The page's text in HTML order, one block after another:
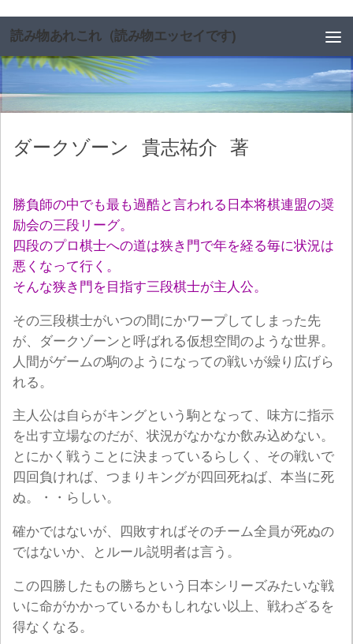
読み物あれこれ（読み物エッセイです)
ダークゾーン 貴志祐介 著
勝負師の中でも最も過酷と言われる日本将棋連盟の奨
励会の三段リーグ。
四段のプロ棋士への道は狭き門で年を経る毎に状況は
悪くなって行く。
そんな狭き門を目指す三段棋士が主人公。
その三段棋士がいつの間にかワープしてしまった先
が、ダークゾーンと呼ばれる仮想空間のような世界。
人間がゲームの駒のようになっての戦いが繰り広げら
れる。
主人公は自らがキングという駒となって、味方に指示
を出す立場なのだが、状況がなかなか飲み込めない。
とにかく戦うことに決まっているらしく、その戦いで
四回負ければ、つまりキングが四回死ねば、本当に死
ぬ。・・らしい。
確かではないが、四敗すればそのチーム全員が死ぬの
ではないか、とルール説明者は言う。
この四勝したもの勝ちという日本シリーズみたいな戦
いに命がかかっているかもしれない以上、戦わざるを
得なくなる。